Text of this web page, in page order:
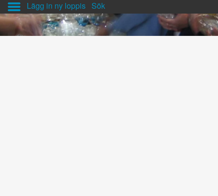
Lägg in ny loppis Sök